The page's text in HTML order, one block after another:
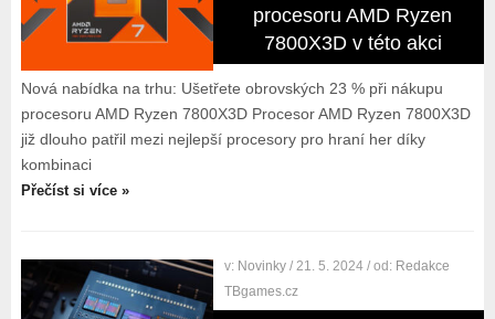
procesoru AMD Ryzen
7800X3D v této akci
Nová nabídka na trhu: Ušetřete obrovských 23 % při nákupu
procesoru AMD Ryzen 7800X3D Procesor AMD Ryzen 7800X3D
již dlouho patřil mezi nejlepší procesory pro hraní her díky
kombinaci
Přečíst si více »
v: Novinky / 21. 5. 2024 / od: Redakce
TBgames.cz